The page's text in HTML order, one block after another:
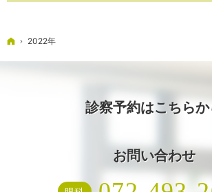
ホーム
2022年
診察予約はこちらか
お問い合わせ